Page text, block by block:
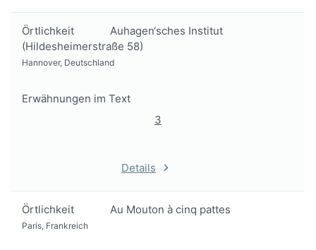
Örtlichkeit
Auhagen‘sches Institut
(Hildesheimerstraße 58)
Hannover, Deutschland
Erwähnungen im Text
3
Details
Örtlichkeit Au Mouton à cinq pattes
Paris, Frankreich